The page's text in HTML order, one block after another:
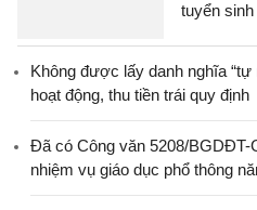
tuyển
Không được lấy danh nghĩa
hoạt động, thu tiền trái quy định
Đã có Công văn 5208/
nhiệm vụ giáo dục phổ thông